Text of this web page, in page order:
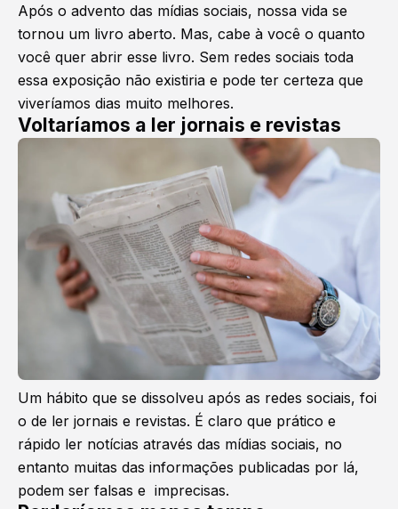
Após o advento das mídias sociais, nossa vida se
tornou um livro aberto. Mas, cabe à você o quanto
você quer abrir esse livro. Sem redes sociais toda
essa exposição não existiria e pode ter certeza que
viveríamos dias muito melhores.
Voltaríamos a ler jornais e revistas
Um hábito que se dissolveu após as redes sociais, foi
o de ler jornais e revistas. É claro que prático e
rápido ler notícias através das mídias sociais, no
entanto muitas das informações publicadas por lá,
podem ser falsas e imprecisas.